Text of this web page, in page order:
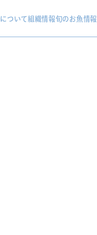
ついて組織情報旬のお魚情報